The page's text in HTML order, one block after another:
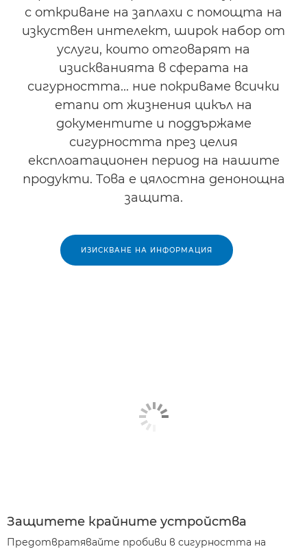
ВИЖТЕ ПО-ПОДРОБНО
СВЪРЖЕТЕ СЕ С НАС
с откриване на заплахи с помощта на
изкуствен интелект, широк набор от
услуги, които отговарят на
изискванията в сферата на
сигурността... ние покриваме всички
етапи от жизнения цикъл на
документите и поддържаме
сигурността през целия
експлоатационен период на нашите
продукти. Това е цялостна денонощна
защита.
ИЗИСКВАНЕ НА ИНФОРМАЦИЯ
Защитете крайните устройства
Предотвратявайте пробиви в сигурността на